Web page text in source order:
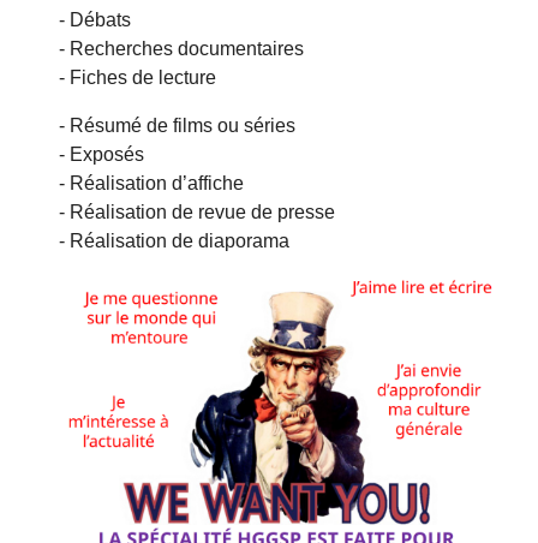
- Débats
- Recherches documentaires
- Fiches de lecture
- Résumé de films ou séries
- Exposés
- Réalisation d’affiche
- Réalisation de revue de presse
- Réalisation de diaporama